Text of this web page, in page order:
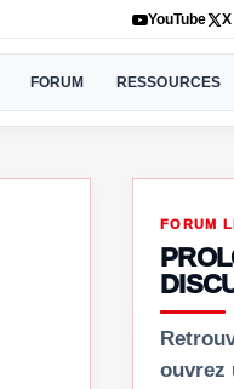
YouTube X
FORUM RESSOURCES
FORUM
ouvrez